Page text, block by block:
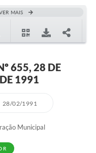
MAIS
655, 28 DE
1991
28/02/1991
Municipal